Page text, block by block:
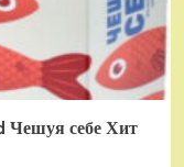
Чешуя себе Хит